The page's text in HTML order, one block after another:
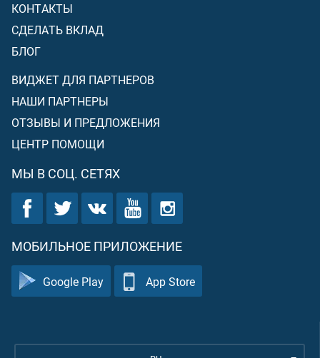
КОНТАКТЫ
СДЕЛАТЬ ВКЛАД
БЛОГ
ВИДЖЕТ ДЛЯ ПАРТНЕРОВ
НАШИ ПАРТНЕРЫ
ОТЗЫВЫ И ПРЕДЛОЖЕНИЯ
ЦЕНТР ПОМОЩИ
МЫ В СОЦ. СЕТЯХ
МОБИЛЬНОЕ ПРИЛОЖЕНИЕ
Google Play App Store